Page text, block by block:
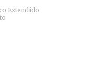
Extendido